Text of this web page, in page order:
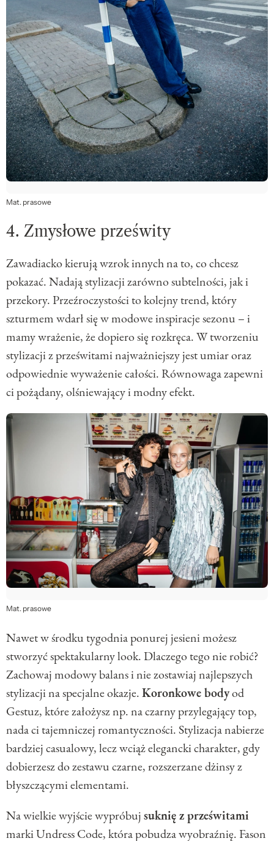
Mat. prasowe
4. Zmysłowe prześwity
Zawadiacko kierują wzrok innych na to, co chcesz
pokazać. Nadają stylizacji zarówno subtelności, jak i
przekory. Przeźroczystości to kolejny trend, który
szturmem wdarł się w modowe inspiracje sezonu – i
mamy wrażenie, że dopiero się rozkręca. W tworzeniu
stylizacji z prześwitami najważniejszy jest umiar oraz
odpowiednie wyważenie całości. Równowaga zapewni
ci pożądany, olśniewający i modny efekt.
Mat. prasowe
Nawet w środku tygodnia ponurej jesieni możesz
stworzyć spektakularny look. Dlaczego tego nie robić?
Zachowaj modowy balans i nie zostawiaj najlepszych
stylizacji na specjalne okazje.Koronkowe bodyod
Gestuz, które założysz np. na czarny przylegający top,
nada ci tajemniczej romantyczności. Stylizacja nabierze
bardziej casualowy, lecz wciąż elegancki charakter, gdy
dobierzesz do zestawu czarne, rozszerzane dżinsy z
błyszczącymi elementami.
Na wielkie wyjście wypróbujsuknię z prześwitami
marki Undress Code, która pobudza wyobraźnię. Fason